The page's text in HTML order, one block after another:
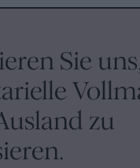
Sie
zu